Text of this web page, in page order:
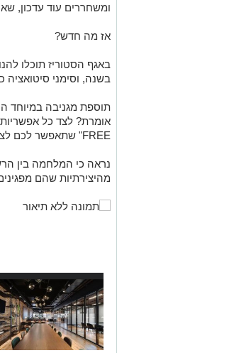
ומשחררים עוד עדכון,
אז מה חדש?
באגף הסטוריז תוכלו
בשנה, וסימני
תוספת מגניבה במיוחד
FREE" שתאפשר לכם לצלם סרטון בלי ללחוץ באופן רציף עם האצבע על המסך.
נראה כי המלחמה בין
מהיצירתיות שהם